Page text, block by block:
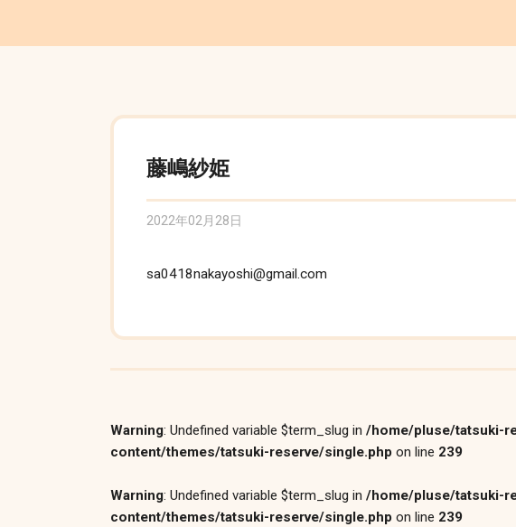
藤嶋紗姫
2022年02月28日
sa0418nakayoshi@gmail.com
Warning: Undefined variable $term_slug in /home/pluse/tatsuki-
content/themes/tatsuki-reserve/single.php on line 239
Warning: Undefined variable $term_slug in /home/pluse/tatsuki-
content/themes/tatsuki-reserve/single.php on line 239